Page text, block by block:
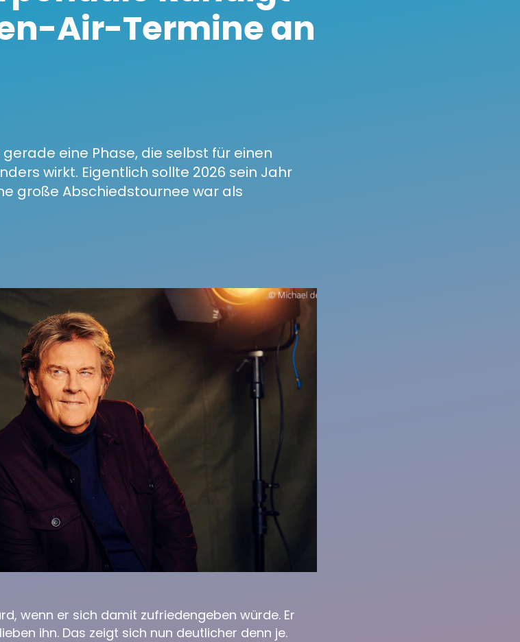
Air-Termine an
eine Phase, die selbst für einen
wirkt. Eigentlich sollte 2026 sein Jahr
große Abschiedstournee war als
wenn er sich damit zufriedengeben würde. Er
ihn. Das zeigt sich nun deutlicher denn je.